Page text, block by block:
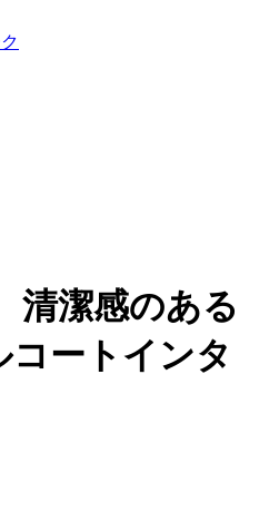
清潔感のある
コートインタ